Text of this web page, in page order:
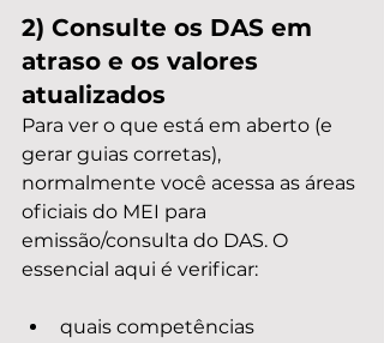
2) Consulte os DAS em
atraso e os valores
atualizados
Para ver o que está em aberto (e
gerar guias corretas),
normalmente você acessa as áreas
oficiais do MEI para
emissão/consulta do DAS. O
essencial aqui é verificar:
quais competências